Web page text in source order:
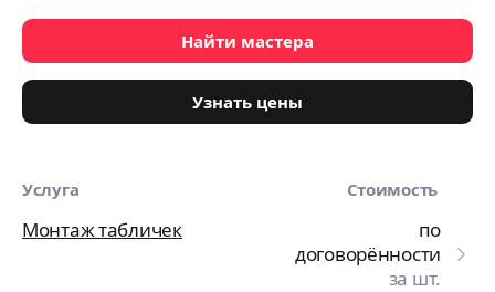
Найти мастера
Узнать цены
Услуга Стоимость
Монтаж табличек
по
договорённости
за шт.